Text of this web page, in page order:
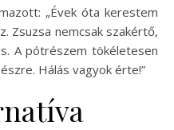
„Évek óta kerestem
Zsuzsa nemcsak szakértő,
A pótrészem tökéletesen
Hálás vagyok érte!”